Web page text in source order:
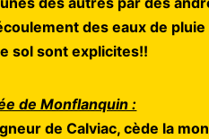
des eaux de
sol sont explicites!!
de Monflanquin :
de Calviac, cède la